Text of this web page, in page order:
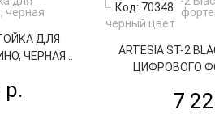
ДЛЯ
ЧЕРНАЯ...
р.
Код: 70348
ARTESIA ST-2
ЦИФРОВОГО
7